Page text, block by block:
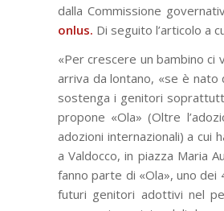
dalla Commissione
onlus. Di seguito l’articolo a
«Per crescere un bambino ci
arriva da lontano, «se è nato
sostenga i genitori
propone «Ola» (Oltre
adozioni internazionali) a cui
a Valdocco, in piazza Maria
fanno parte di «Ola», uno dei
futuri genitori adottivi nel